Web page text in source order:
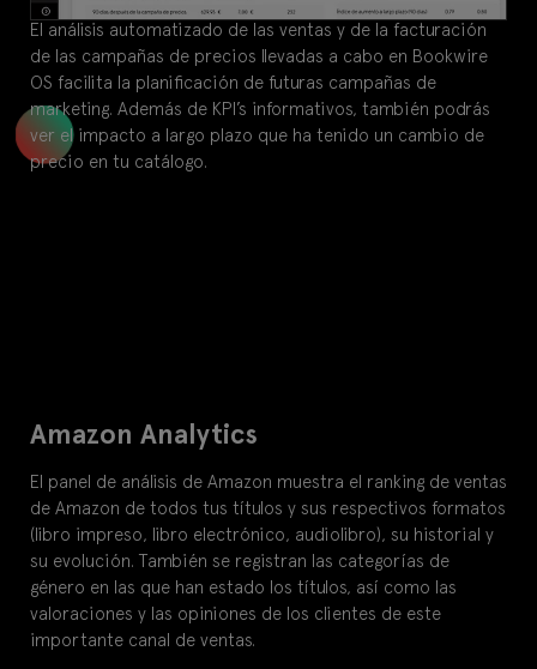
ES DE EN BR FR IT
El análisis automatizado de las ventas y de la facturación
de las campañas de precios llevadas a cabo en Bookwire
OS facilita la planificación de futuras campañas de
marketing. Además de KPI’s informativos, también podrás
ver el impacto a largo plazo que ha tenido un cambio de
precio en tu catálogo.
Amazon Analytics
El panel de análisis de Amazon muestra el ranking de ventas
de Amazon de todos tus títulos y sus respectivos formatos
(libro impreso, libro electrónico, audiolibro), su historial y
su evolución. También se registran las categorías de
género en las que han estado los títulos, así como las
valoraciones y las opiniones de los clientes de este
importante canal de ventas.